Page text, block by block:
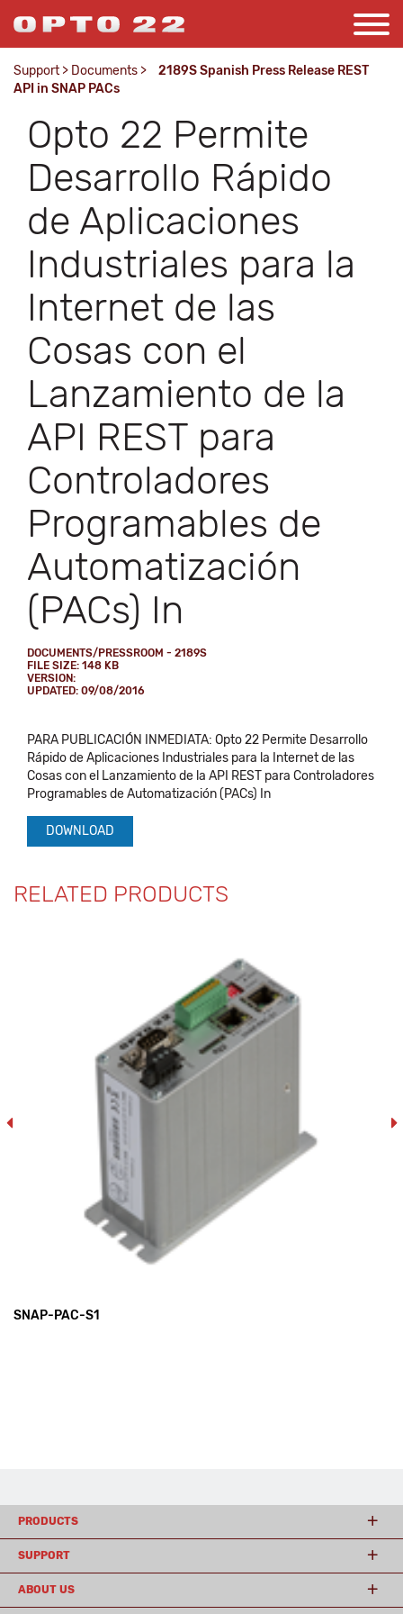
Support > Documents >
2189S Spanish Press Release REST
API in SNAP PACs
Opto 22 Permite
Desarrollo Rápido
de Aplicaciones
Industriales para la
Internet de las
Cosas con el
Lanzamiento de la
API REST para
Controladores
Programables de
Automatización
(PACs) In
DOCUMENTS/PRESSROOM - 2189S
FILE SIZE: 148 KB
VERSION:
UPDATED: 09/08/2016
PARA PUBLICACIÓN INMEDIATA: Opto 22 Permite Desarrollo
Rápido de Aplicaciones Industriales para la Internet de las
Cosas con el Lanzamiento de la API REST para Controladores
Programables de Automatización (PACs) In
DOWNLOAD
RELATED PRODUCTS
SNAP-PAC-S1
PRODUCTS
SUPPORT
ABOUT US